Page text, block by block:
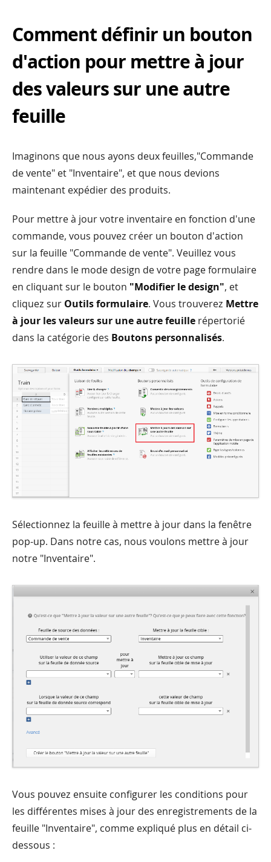
Comment définir un bouton
d'action pour mettre à jour
des valeurs sur une autre
feuille
Imaginons que nous ayons deux feuilles,"Commande
de vente" et "Inventaire", et que nous devions
maintenant expédier des produits.
Pour mettre à jour votre inventaire en fonction d'une
commande, vous pouvez créer un bouton d'action
sur la feuille "Commande de vente". Veuillez vous
rendre dans le mode design de votre page formulaire
en cliquant sur le bouton "Modifier le design", et
cliquez sur Outils formulaire. Vous trouverez Mettre
à jour les valeurs sur une autre feuille répertorié
dans la catégorie des Boutons personnalisés.
Sélectionnez la feuille à mettre à jour dans la fenêtre
pop-up. Dans notre cas, nous voulons mettre à jour
notre "Inventaire".
Vous pouvez ensuite configurer les conditions pour
les différentes mises à jour des enregistrements de la
feuille "Inventaire", comme expliqué plus en détail ci-
dessous :